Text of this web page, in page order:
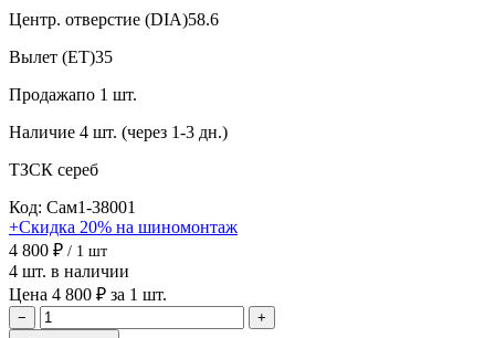
Центр. отверстие (DIA)58.6
Вылет (ET)35
Продажапо 1 шт.
Наличие 4 шт. (через 1-3 дн.)
ТЗСК сереб
Код: Сам1-38001
+Скидка 20% на шиномонтаж
4 800 ₽ / 1 шт
4 шт. в наличии
Цена 4 800 ₽ за 1 шт.
−
+